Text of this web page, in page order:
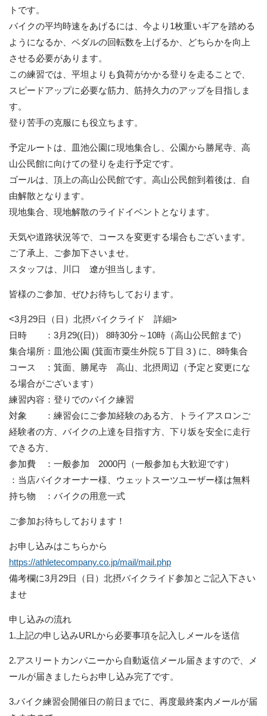
トです。
バイクの平均時速をあげるには、今より1枚重いギアを踏める
ようになるか、ペダルの回転数を上げるか、どちらかを向上
させる必要があります。
この練習では、平坦よりも負荷がかかる登りを走ることで、
スピードアップに必要な筋力、筋持久力のアップを目指しま
す。
登り苦手の克服にも役立ちます。
予定ルートは、皿池公園に現地集合し、公園から勝尾寺、高
山公民館に向けての登りを走行予定です。
ゴールは、頂上の高山公民館です。高山公民館到着後は、自
由解散となります。
現地集合、現地解散のライドイベントとなります。
天気や道路状況等で、コースを変更する場合もございます。
ご了承上、ご参加下さいませ。
スタッフは、川口 遼が担当します。
皆様のご参加、ぜひお待ちしております。
<3月29日（日）北摂バイクライド 詳細>
日時 ：3月29((日)） 8時30分～10時（高山公民館まで）
集合場所：皿池公園 (箕面市粟生外院５丁目３) に、8時集合
コース ：箕面、勝尾寺 高山、北摂周辺（予定と変更にな
る場合がございます）
練習内容：登りでのバイク練習
対象 ：練習会にご参加経験のある方、トライアスロンご
経験者の方、バイクの上達を目指す方、下り坂を安全に走行
できる方、
参加費 ：一般参加 2000円（一般参加も大歓迎です）
：当店バイクオーナー様、ウェットスーツユーザー様は無料
持ち物 ：バイクの用意一式
ご参加お待ちしております！
お申し込みはこちらから
https://athletecompany.co.jp/mail/mail.php
備考欄に3月29日（日）北摂バイクライド参加とご記入下さい
ませ
申し込みの流れ
1.上記の申し込みURLから必要事項を記入しメールを送信
2.アスリートカンパニーから自動返信メール届きますので、メ
ールが届きましたらお申し込み完了です。
3.バイク練習会開催日の前日までに、再度最終案内メールが届